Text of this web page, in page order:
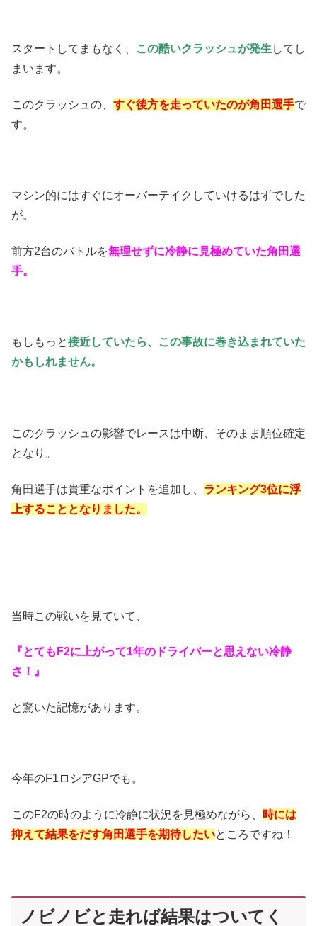
スタートしてまもなく、 この酷いクラッシュが発生 してし
まいます。
このクラッシュの、 すぐ後方を走っていたのが角田選手で
す。
マシン的にはすぐにオーバーテイクしていけるはずでした
が。
前方2台のバトルを無理せずに冷静に見極めていた角田選
手。
もしもっと接近していたら、この事故に巻き込まれていた
かもしれません。
このクラッシュの影響でレースは中断、そのまま順位確定
となり。
角田選手は貴重なポイントを追加し、 ランキング3位に浮
上することとなりました。
当時この戦いを見ていて、
『とてもF2に上がって1年のドライバーと思えない冷静
さ！』
と驚いた記憶があります。
今年のF1ロシアGPでも。
このF2の時のように冷静に状況を見極めながら、
時には
抑えて結果をだす角田選手を期待したいところですね！
ノビノビと走れば結果はついてく